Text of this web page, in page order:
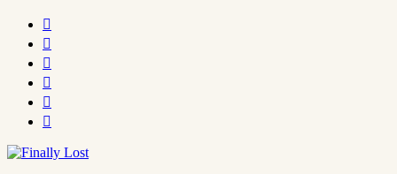





